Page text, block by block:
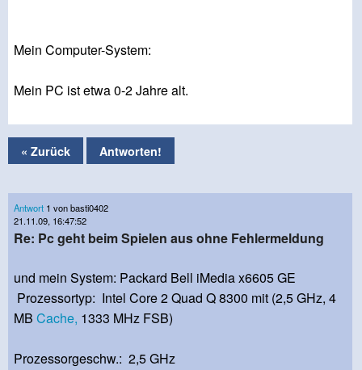
Mein Computer-System:
Mein PC ist etwa 0-2 Jahre alt.
« Zurück Antworten!
Antwort 1 von basti0402
21.11.09, 16:47:52
Re: Pc geht beim Spielen aus ohne Fehlermeldung
und mein System: Packard Bell iMedia x6605 GE
Prozessortyp: Intel Core 2 Quad Q 8300 mit (2,5 GHz, 4
MB Cache, 1333 MHz FSB)
Prozessorgeschw.: 2,5 GHz